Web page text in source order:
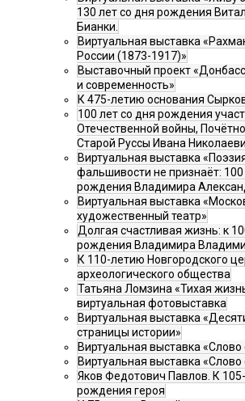
130 лет со дня рождения
Бианки.
Виртуальная выставка
России (1873-1917)»
Выставочный проект
и современность»
К 475-летию основания
100 лет со дня рождения
Отечественной войны,
Старой Руссы Ивана
Виртуальная выставка
фальшивости не признаёт: 100
рождения Владимира
Виртуальная выставка
художественный театр»
Долгая счастливая жизнь: к
рождения Владимира
К 110-летию Новгородского
археологического общества
Татьяна Ломзина «Тихая
виртуальная фотовыставка
Виртуальная выставка
страницы истории»
Виртуальная выставка
Виртуальная выставка «Слово
Яков Федотович Павлов. К
рождения героя